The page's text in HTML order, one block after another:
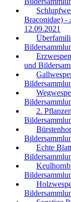
Braconidae) -
12.09.2021
und
2.
Echte